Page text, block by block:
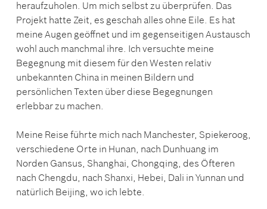
heraufzuholen. Um mich selbst zu überprüfen. Das
Projekt hatte Zeit, es geschah alles ohne Eile. Es hat
meine Augen geöffnet und im gegenseitigen Austausch
wohl auch manchmal ihre. Ich versuchte meine
Begegnung mit diesem für den Westen relativ
unbekannten China in meinen Bildern und
persönlichen Texten über diese Begegnungen
erlebbar zu machen.
Meine Reise führte mich nach Manchester, Spiekeroog,
verschiedene Orte in Hunan, nach Dunhuang im
Norden Gansus, Shanghai, Chongqing, des Öfteren
nach Chengdu, nach Shanxi, Hebei, Dali in Yunnan und
natürlich Beijing, wo ich lebte.